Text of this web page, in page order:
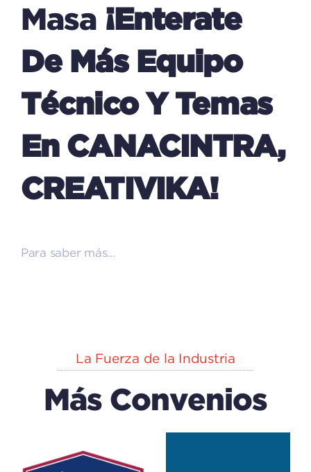
Masa ¡Enterate
De Más Equipo
Técnico Y Temas
En CANACINTRA,
CREATIVIKA!
Para saber más…
La Fuerza de la Industria
Más Convenios